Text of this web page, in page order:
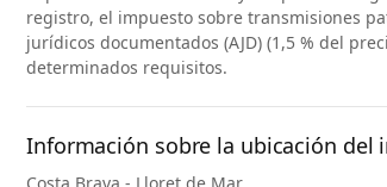
registro, el impuesto sobre transmisiones
jurídicos documentados (AJD) (1,5 % del
determinados requisitos.
Información sobre la ubicación del